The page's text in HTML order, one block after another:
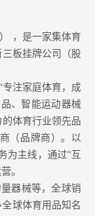
，是一家集体育
板挂牌公司（股
注家庭体育，成
、智能运动器械
体育行业领先品
（品牌商）。以
为主线，通过“互
。
器械等，全球销
球体育用品知名